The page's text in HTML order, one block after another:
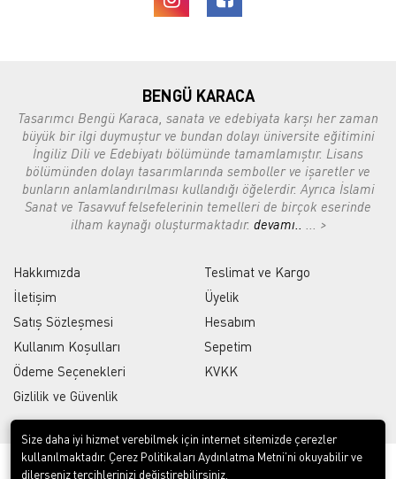
BENGÜ KARACA
Tasarımcı Bengü Karaca, sanata ve edebiyata karşı her zaman
büyük bir ilgi duymuştur ve bundan dolayı üniversite eğitimini
İngiliz Dili ve Edebiyatı bölümünde tamamlamıştır. Lisans
bölümünden dolayı tasarımlarında semboller ve işaretler ve
bunların anlamlandırılması kullandığı öğelerdir. Ayrıca İslami
Sanat ve Tasavvuf felsefelerinin temelleri de birçok eserinde
ilham kaynağı oluşturmaktadır. devamı.. ... >
Hakkımızda
İletişim
Satış Sözleşmesi
Kullanım Koşulları
Ödeme Seçenekleri
Gizlilik ve Güvenlik
Teslimat ve Kargo
Üyelik
Hesabım
Sepetim
KVKK
Size daha iyi hizmet verebilmek için internet sitemizde çerezler
kullanılmaktadır. Çerez Politikaları Aydınlatma Metni’ni okuyabilir ve
dilerseniz tercihlerinizi değiştirebilirsiniz.